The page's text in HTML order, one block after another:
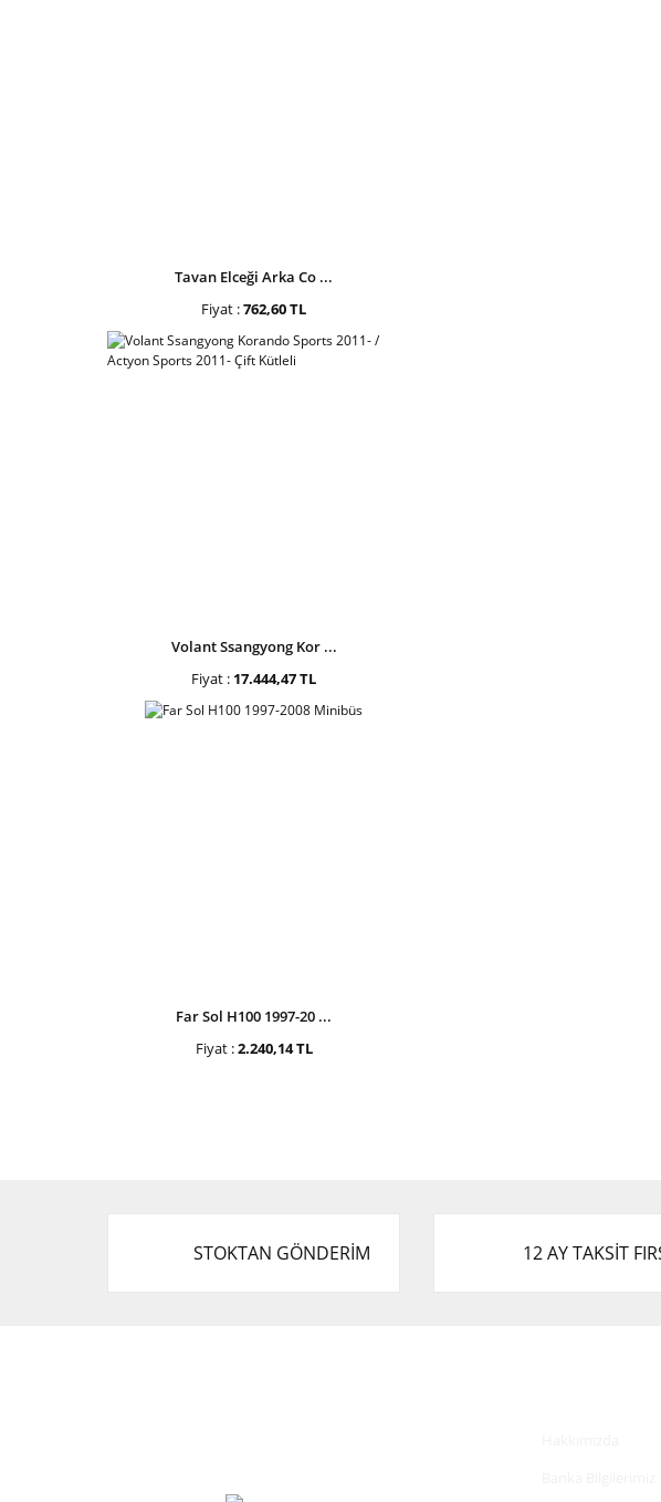
Tavan Elceği Arka Co ...
Fiyat :762,60 TL
Volant Ssangyong Kor ...
Fiyat : 17.444,47 TL
Far Sol H100 1997-20 ...
Fiyat :2.240,14 TL
STOKTAN GÖNDERİM 12 AY TAKSİT